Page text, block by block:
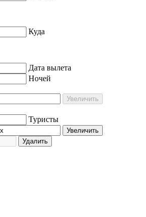
Куда
Дата вылета
Ночей
Увеличить
Туристы
Увеличить
Удалить